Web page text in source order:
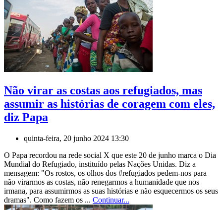
Não virar as costas aos refugiados, mas
assumir as histórias de coragem com eles,
diz Papa
quinta-feira, 20 junho 2024 13:30
O Papa recordou na rede social X que este 20 de junho marca o Dia
Mundial do Refugiado, instituído pelas Nações Unidas. Diz a
mensagem: "Os rostos, os olhos dos #refugiados pedem-nos para
não virarmos as costas, não renegarmos a humanidade que nos
irmana, para assumirmos as suas histórias e não esquecermos os seus
dramas". Como fazem os ... Continuar...